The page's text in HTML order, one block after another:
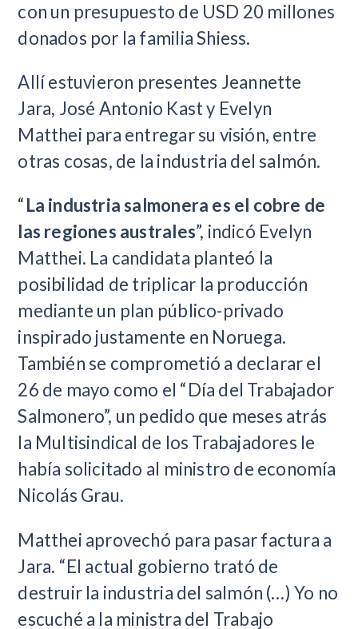
con un presupuesto de USD 20 millones
donados por la familia Shiess.
Allí estuvieron presentes Jeannette
Jara, José Antonio Kast y Evelyn
Matthei para entregar su visión, entre
otras cosas, de la industria del salmón.
“La industria salmonera es el cobre de
las regiones australes”, indicó Evelyn
Matthei. La candidata planteó la
posibilidad de triplicar la producción
mediante un plan público-privado
inspirado justamente en Noruega.
También se comprometió a declarar el
26 de mayo como el “Día del Trabajador
Salmonero”, un pedido que meses atrás
la Multisindical de los Trabajadores le
había solicitado al ministro de economía
Nicolás Grau.
Matthei aprovechó para pasar factura a
Jara. “El actual gobierno trató de
destruir la industria del salmón (…) Yo no
escuché a la ministra del Trabajo